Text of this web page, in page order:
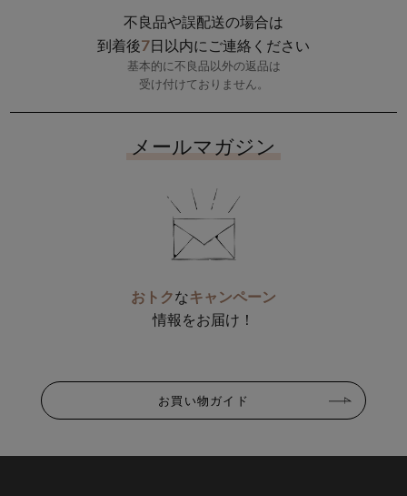
不良品や誤配送の場合は
到着後7日以内にご連絡ください
基本的に不良品以外の返品は
受け付けておりません。
メールマガジン
おトクなキャンペーン
情報をお届け！
お買い物ガイド